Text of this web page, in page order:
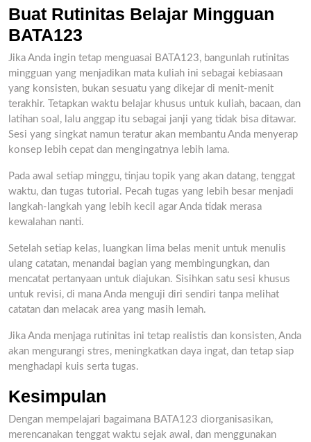
Buat Rutinitas Belajar Mingguan
BATA123
Jika Anda ingin tetap menguasai BATA123, bangunlah rutinitas
mingguan yang menjadikan mata kuliah ini sebagai kebiasaan
yang konsisten, bukan sesuatu yang dikejar di menit-menit
terakhir. Tetapkan waktu belajar khusus untuk kuliah, bacaan, dan
latihan soal, lalu anggap itu sebagai janji yang tidak bisa ditawar.
Sesi yang singkat namun teratur akan membantu Anda menyerap
konsep lebih cepat dan mengingatnya lebih lama.
Pada awal setiap minggu, tinjau topik yang akan datang, tenggat
waktu, dan tugas tutorial. Pecah tugas yang lebih besar menjadi
langkah-langkah yang lebih kecil agar Anda tidak merasa
kewalahan nanti.
Setelah setiap kelas, luangkan lima belas menit untuk menulis
ulang catatan, menandai bagian yang membingungkan, dan
mencatat pertanyaan untuk diajukan. Sisihkan satu sesi khusus
untuk revisi, di mana Anda menguji diri sendiri tanpa melihat
catatan dan melacak area yang masih lemah.
Jika Anda menjaga rutinitas ini tetap realistis dan konsisten, Anda
akan mengurangi stres, meningkatkan daya ingat, dan tetap siap
menghadapi kuis serta tugas.
Kesimpulan
Dengan mempelajari bagaimana BATA123 diorganisasikan,
merencanakan tenggat waktu sejak awal, dan menggunakan